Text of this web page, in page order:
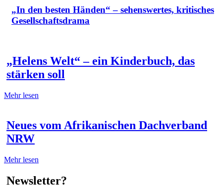
„In den besten Händen“ – sehenswertes, kritisches
Gesellschaftsdrama
„Helens Welt“ – ein Kinderbuch, das
stärken soll
Mehr lesen
Neues vom Afrikanischen Dachverband
NRW
Mehr lesen
Newsletter?